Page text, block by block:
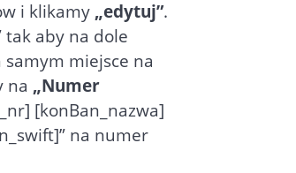
i klikamy „edytuj”.
tak aby na dole
samym miejsce na
na „Numer
[konBan_nazwa]
na numer